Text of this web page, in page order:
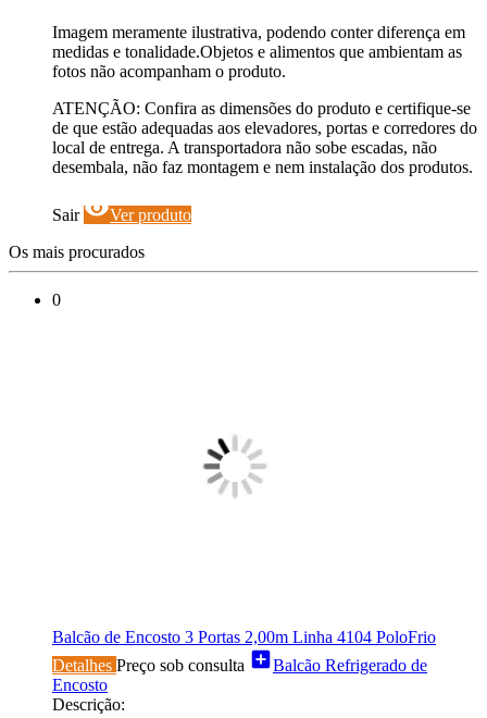
Imagem meramente ilustrativa, podendo conter diferença em
medidas e tonalidade.Objetos e alimentos que ambientam as
fotos não acompanham o produto.
ATENÇÃO: Confira as dimensões do produto e certifique-se
de que estão adequadas aos elevadores, portas e corredores do
local de entrega. A transportadora não sobe escadas, não
desembala, não faz montagem e nem instalação dos produtos.
Sair visibilityVer produto
Os mais procurados
0
Balcão de Encosto 3 Portas 2,00m Linha 4104 PoloFrio
Detalhes Preço sob consulta add_boxBalcão Refrigerado de
Encosto
Descrição: